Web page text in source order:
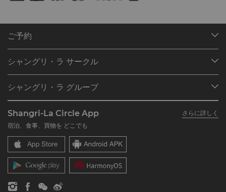
ご予約
ご予約の検索
レストラン＆バー
シャングリ・ラ サークル
シャングリ・ラ サークルに入会
よくあるお問合せや質問
SLCに関するお問い合わせ
シャングリ・ラ グループ
シャングリ・ラ ブランド
シャングリ・ラ センター
レジデンス
お問い合わせ
採用情報
企業の社会的責任
ニュース
Shangri-La Circle App
さらに詳しく
宿泊、食事、買物を どこでも